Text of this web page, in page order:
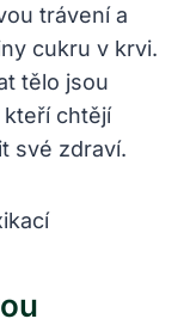
trávení a
⁣cukru v krvi.
tělo​ jsou
chtějí
své⁢ zdraví.